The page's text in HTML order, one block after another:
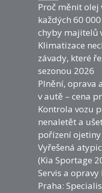
Proč měnit olej
každých 60
chyby majitelů
Klimatizace
závady, které
sezonou 2026
Plnění, oprava
v autě – cena
Kontrola vozu
nenaletět a
pořízení ojetiny
Vyřešená
(Kia Sportage
Servis a
Praha: